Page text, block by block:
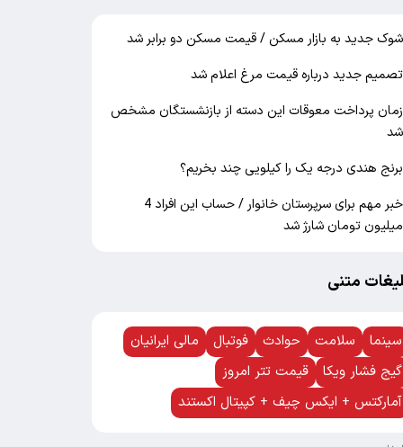
شوک جدید به بازار مسکن / قیمت مسکن دو برابر شد
تصمیم جدید درباره قیمت مرغ اعلام شد
زمان پرداخت معوقات این دسته از بازنشستگان مشخص
شد
برنج هندی درجه یک را کیلویی چند بخریم؟
خبر مهم برای سرپرستان خانوار / حساب این افراد 4
میلیون تومان شارژ شد
متنی
سینما سلامت حوادث فوتبال
مالی ایرانیان
گیج فشار ویکا
قیمت تتر امروز
آمارکتس + ایکس چیف + کپیتال اکستند